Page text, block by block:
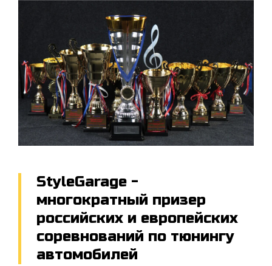
StyleGarage -
многократный призер
российских и европейских
соревнований по тюнингу
автомобилей